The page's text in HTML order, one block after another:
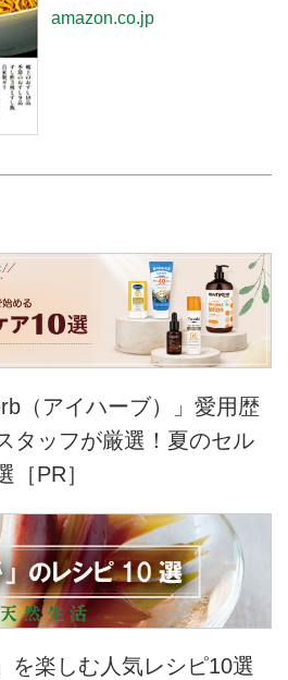
amazon.co.jp
（アイハーブ）」愛用歴
タッフが厳選！夏のセル
［PR］
を楽しむ人気レシピ10選